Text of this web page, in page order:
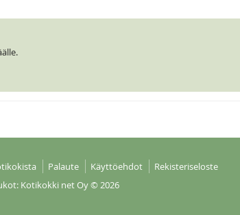
Palaute Käyttöehdot
Rekisteriseloste
Kotikokki net Oy© 2026